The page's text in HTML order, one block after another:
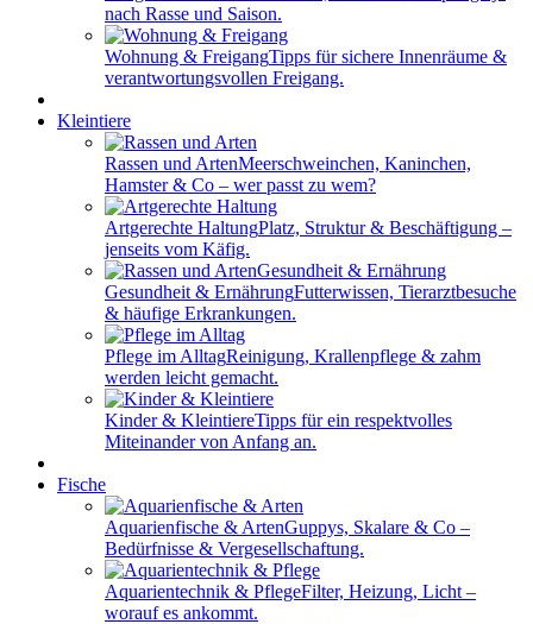
nach Rasse und Saison.
Wohnung & FreigangTipps für sichere Innenräume &
verantwortungsvollen Freigang.
Kleintiere
Rassen und ArtenMeerschweinchen, Kaninchen,
Hamster & Co – wer passt zu wem?
Artgerechte HaltungPlatz, Struktur & Beschäftigung –
jenseits vom Käfig.
Gesundheit & ErnährungFutterwissen, Tierarztbesuche
& häufige Erkrankungen.
Pflege im AlltagReinigung, Krallenpflege & zahm
werden leicht gemacht.
Kinder & KleintiereTipps für ein respektvolles
Miteinander von Anfang an.
Fische
Aquarienfische & ArtenGuppys, Skalare & Co –
Bedürfnisse & Vergesellschaftung.
Aquarientechnik & PflegeFilter, Heizung, Licht –
worauf es ankommt.